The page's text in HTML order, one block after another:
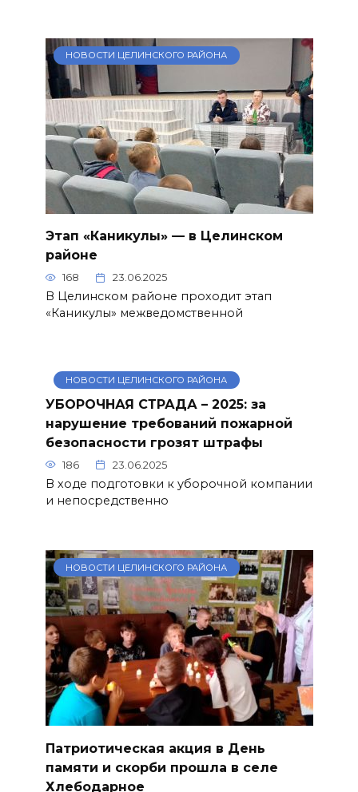
НОВОСТИ ЦЕЛИНСКОГО РАЙОНА
Этап «Каникулы» — в Целинском
районе
168 23.06.2025
В Целинском районе проходит этап
«Каникулы» межведомственной
НОВОСТИ ЦЕЛИНСКОГО РАЙОНА
УБОРОЧНАЯ СТРАДА – 2025: за
нарушение требований пожарной
безопасности грозят штрафы
186 23.06.2025
В ходе подготовки к уборочной компании
и непосредственно
НОВОСТИ ЦЕЛИНСКОГО РАЙОНА
Патриотическая акция в День
памяти и скорби прошла в селе
Хлебодарное